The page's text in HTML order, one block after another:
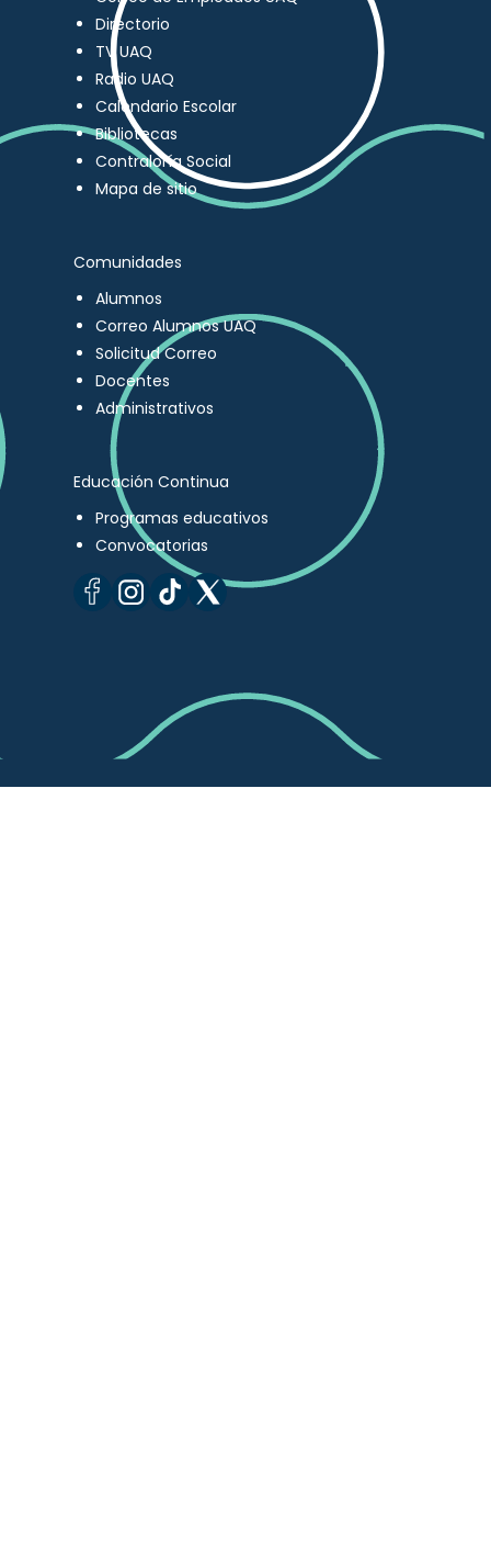
Directorio
TV UAQ
Radio UAQ
Calendario Escolar
Bibliotecas
Contraloría Social
Mapa de sitio
Comunidades
Alumnos
Correo Alumnos UAQ
Solicitud Correo
Docentes
Administrativos
Educación Continua
Programas educativos
Convocatorias